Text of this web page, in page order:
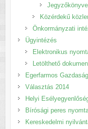
Közérdekű
Önkormányzati
Ügyintézés
Elektronikus
Letölthető
Egerfarmos
Választás 2014
Helyi
Bírósági peres
Kereskedelmi